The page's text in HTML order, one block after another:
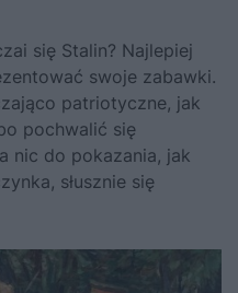
się Stalin? Najlepiej
swoje zabawki.
patriotyczne, jak
pochwalić się
nic do pokazania, jak
słusznie się